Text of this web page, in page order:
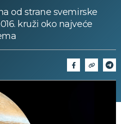
od strane svemirske
kruži oko najveće